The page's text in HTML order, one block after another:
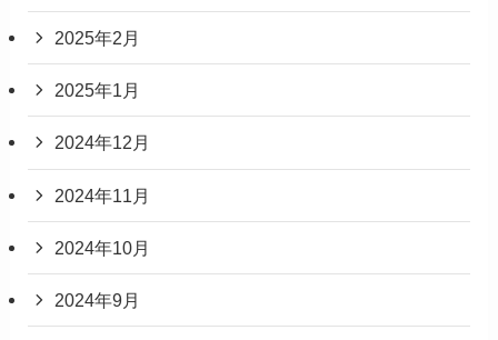
2025年2月
2025年1月
2024年12月
2024年11月
2024年10月
2024年9月